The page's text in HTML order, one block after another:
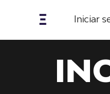
𝝣 Iniciar